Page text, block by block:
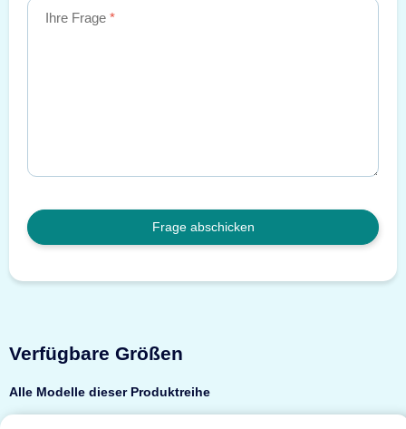
Ihre Frage
Frage abschicken
Verfügbare Größen
Alle Modelle dieser Produktreihe